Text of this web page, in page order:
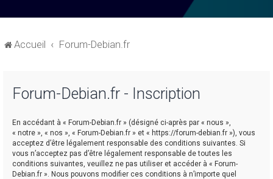
Accueil Forum-Debian.fr
Forum-Debian.fr - Inscription
En accédant à « Forum-Debian.fr » (désigné ci-après par « nous »,
« notre », « nos », « Forum-Debian.fr » et « https://forum-debian.fr »), vous
acceptez d’être légalement responsable des conditions suivantes. Si
vous n’acceptez pas d’être légalement responsable de toutes les
conditions suivantes, veuillez ne pas utiliser et accéder à « Forum-
Debian.fr ». Nous pouvons modifier ces conditions à n’importe quel